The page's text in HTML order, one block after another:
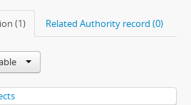
(1) Related Authority record (0)